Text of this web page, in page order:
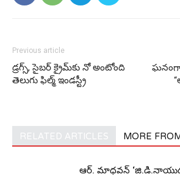
Previous article
డ్రగ్స్, సైబర్ క్రైమ్‌కు నో అంటోంది
తెలుగు ఫిల్మ్ ఇండస్ట్రీ
ఘనంగా
RELATED ARTICLES MORE
ఆర్‌. మాధవన్‌